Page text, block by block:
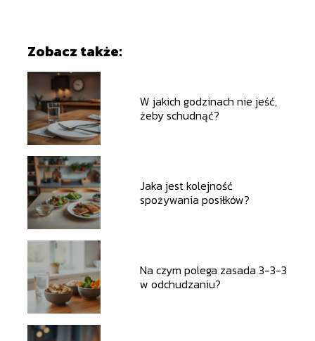
Zobacz także:
W jakich godzinach nie jeść,
żeby schudnąć?
Jaka jest kolejność
spożywania posiłków?
Na czym polega zasada 3-3-3
w odchudzaniu?